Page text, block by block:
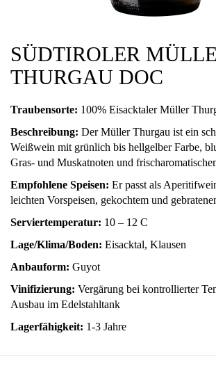
SÜDTIROLER
THURGAU DOC
Traubensorte: 100% Eisacktaler Müller
Beschreibung: Der Müller Thurgau ist ein
Weißwein mit grünlich bis hellgelber Farbe,
Gras- und Muskatnoten und
Empfohlene Speisen: Er passt als
leichten Vorspeisen, gekochtem und
Serviertemperatur: 10 – 12 C
Lage/Klima/Boden: Eisacktal, Klausen
Anbauform: Guyot
Vinifizierung: Vergärung bei kontrollierter
Ausbau im Edelstahltank
Lagerfähigkeit: 1-3 Jahre